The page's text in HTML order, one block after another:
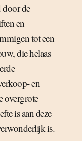
de
en
tot een
die helaas
en
overgrote
is aan deze
is.